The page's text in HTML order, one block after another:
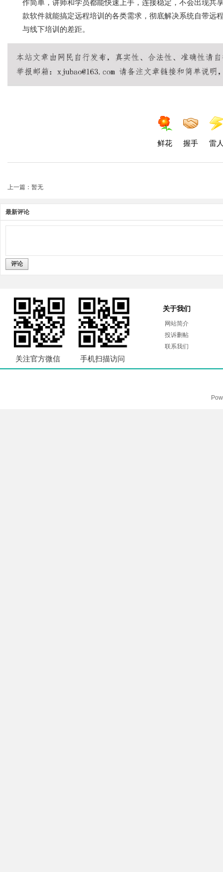
作简单，讲师和学员都能快速上手，连接稳定，不会出现共
款软件就能搞定远程培训的各类需求，彻底解决系统自带远
与线下培训的差距。
鲜花 握手 雷
上一篇：暂无
最新评论
评论
关注官方微信 手机扫描访问
关于我们
网站简介
投诉删帖
联系我们